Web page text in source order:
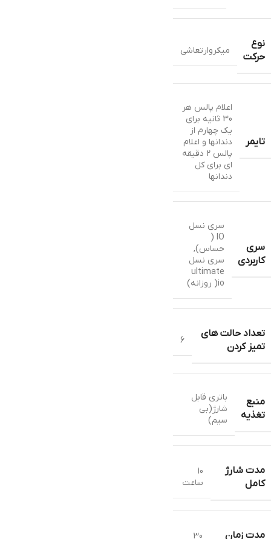
نوع
حرکت
میکروارتعاشی
تایمر
اعلام پالس هر
30 ثانیه برای
یک چهارم از
دندانها و اعلام
پالس 2 دقیقه
ای برای کل
دندانها
سری
کاربردی
سری نسل
IO (
حساس),
سری نسل
ultimate
io( روزانه)
تعداد حالت های
تمیز کردن
6
منبع
تغذیه
باتری قابل
شارژ(بی
سیم)
مدت شارژ
کامل
10
ساعت
مدت زمان
30